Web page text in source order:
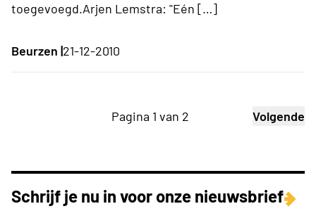
toegevoegd.Arjen Lemstra: "Eén […]
Beurzen |21-12-2010
Pagina 1 van 2 Volgende
Schrijf je nu in voor onze nieuwsbrief